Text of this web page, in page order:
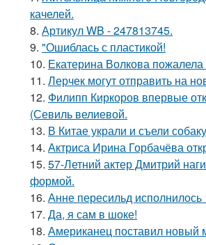
качелей.
8. Артикул WB - 247813745.
9. "Ошиблась с пластикой!
10. Екатерина Волкова
11. Лерчек могут отправить на
12. Филипп Киркоров впервые
(Севиль велиевой.
13. В Китае украли и съели
14. Актриса Ирина Горбачёва
15. 57-Летний актер Дмитрий
формой.
16. Анне пересильд исполнилось
17. Да, я сам в шоке!
18. Американец поставил новый